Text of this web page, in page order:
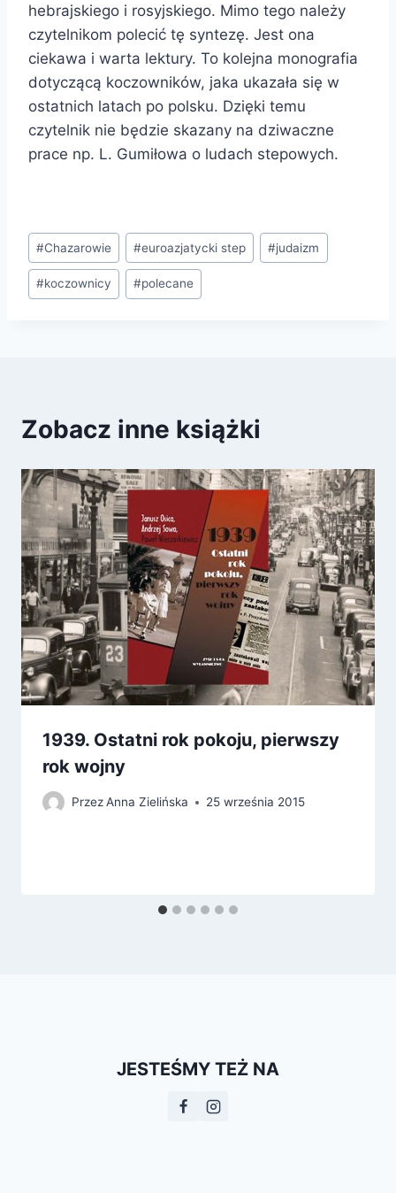
hebrajskiego i rosyjskiego. Mimo tego należy
czytelnikom polecić tę syntezę. Jest ona
ciekawa i warta lektury. To kolejna monografia
dotyczącą koczowników, jaka ukazała się w
ostatnich latach po polsku. Dzięki temu
czytelnik nie będzie skazany na dziwaczne
prace np. L. Gumiłowa o ludach stepowych.
Tagi
wpisu:
#Chazarowie #euroazjatycki step #judaizm
#koczownicy #polecane
Zobacz inne książki
1939. Ostatni rok pokoju, pierwszy
rok wojny
PrzezAnna Zielińska 25 września 2015
JESTEŚMY TEŻ NA